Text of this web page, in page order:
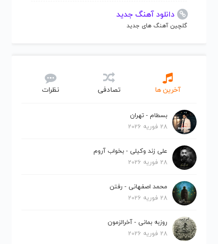
دانلود آهنگ جدید
گلچین آهنگ های جدید
آخرین ها تصادفی نظرات
بسطام - تهران
28 فوریه 2026
علی زند وکیلی - بخواب آروم
28 فوریه 2026
محمد اصفهانی - رفتن
28 فوریه 2026
روزبه بمانی - آخرالزمون
28 فوریه 2026